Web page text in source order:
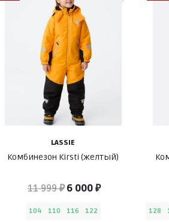
LASSIE
Комбинезон Kirsti (желтый)
11 999 ₽ 6 000 ₽
104 110 116 122 128